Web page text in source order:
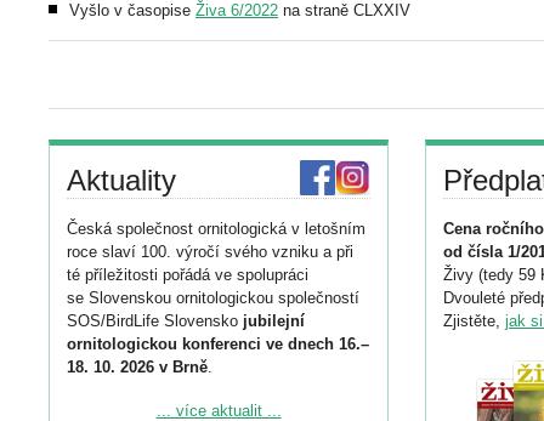
Vyšlo v časopise Živa 6/2022 na straně CLXXIV
Aktuality
Česká společnost ornitologická v letošním
roce slaví 100. výročí svého vzniku a při
té příležitosti pořádá ve spolupráci
se Slovenskou ornitologickou společností
SOS/BirdLife Slovensko jubilejní
ornitologickou konferenci ve dnech 16.–
18. 10. 2026 v Brně.
Podrobnější informace ke konferenci
... více aktualit ...
Cena
od čísla 1/
Živy (tedy 59
Dvouleté
Zjistěte, jak